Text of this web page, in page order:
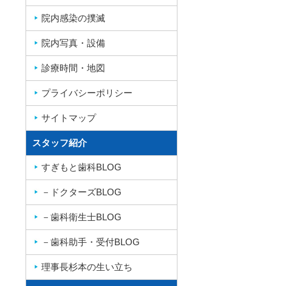
院内感染の撲滅
院内写真・設備
診療時間・地図
プライバシーポリシー
サイトマップ
スタッフ紹介
すぎもと歯科BLOG
－ドクターズBLOG
－歯科衛生士BLOG
－歯科助手・受付BLOG
理事長杉本の生い立ち